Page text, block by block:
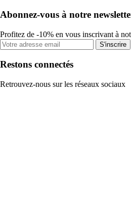
Abonnez-vous à notre
Profitez de -10% en vous inscrivant à
S'inscrire
Restons connectés
Retrouvez-nous sur les réseaux sociaux